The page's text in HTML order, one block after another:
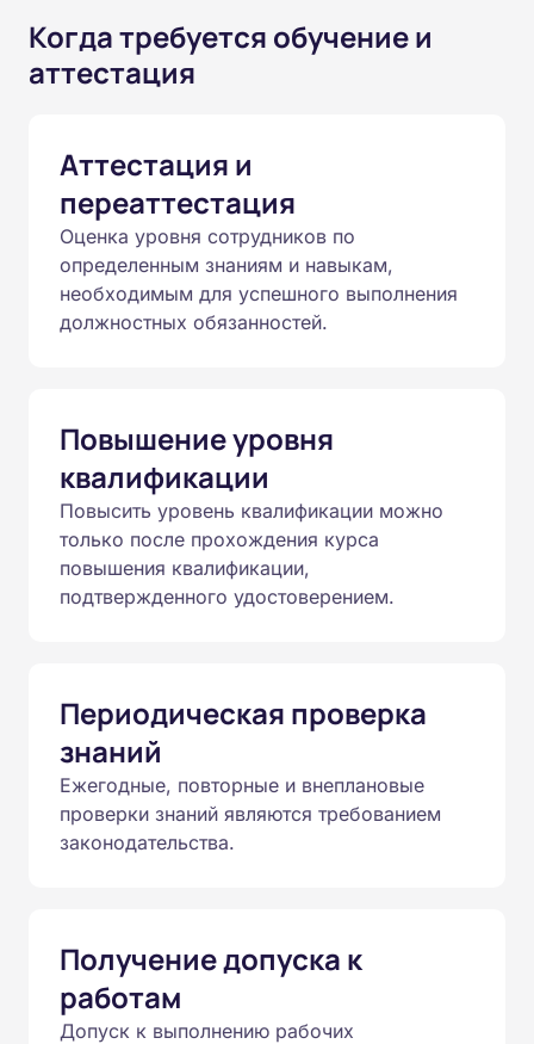
Когда требуется обучение и
аттестация
Аттестация и
переаттестация
Оценка уровня сотрудников по
определенным знаниям и навыкам,
необходимым для успешного выполнения
должностных обязанностей.
Повышение уровня
квалификации
Повысить уровень квалификации можно
только после прохождения курса
повышения квалификации,
подтвержденного удостоверением.
Периодическая проверка
знаний
Ежегодные, повторные и внеплановые
проверки знаний являются требованием
законодательства.
Получение допуска к
работам
Допуск к выполнению рабочих